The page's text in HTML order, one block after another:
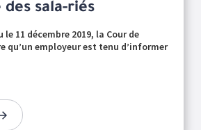
sala-riés
11 décembre 2019, la Cour de
qu’un employeur est tenu d’informer